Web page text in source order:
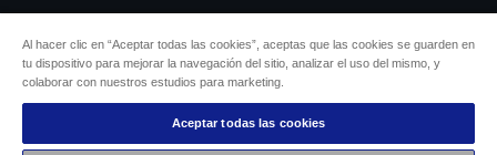
Información sobre cookies
Compromiso de accesibilidad de Epson
Al hacer clic en “Aceptar todas las cookies”, aceptas que las cookies se guarden en
tu dispositivo para mejorar la navegación del sitio, analizar el uso del mismo, y
colaborar con nuestros estudios para marketing.
Aceptar todas las cookies